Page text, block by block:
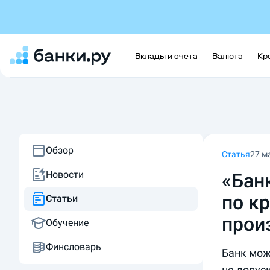
Вклады и счета Валюта
Обзор
Новости
Статьи
Обучение
Финсловарь
Статья27
по
Банк